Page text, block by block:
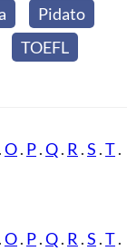
Pidato
TOEFL
.O. P.Q. R .S .T.
.O. P.Q. R .S .T.